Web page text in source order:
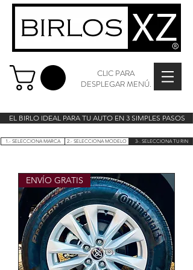
CLIC PARA
DESPLEGAR MENÚ.
EL BIRLO IDEAL PARA TU AUTO EN 3 SIMPLES PASOS
1.- SELECCIONA MARCA 2.- SELECCIONA MODELO 3-. SELECCIONA TU RIN
ENVÍO GRATIS